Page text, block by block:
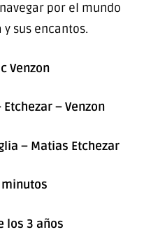
por el mundo
sus encantos.
Venzon
– Venzon
– Matias Etchezar
los 3 años